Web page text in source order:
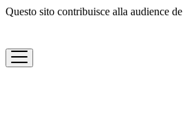
Questo sito contribuisce alla audience de